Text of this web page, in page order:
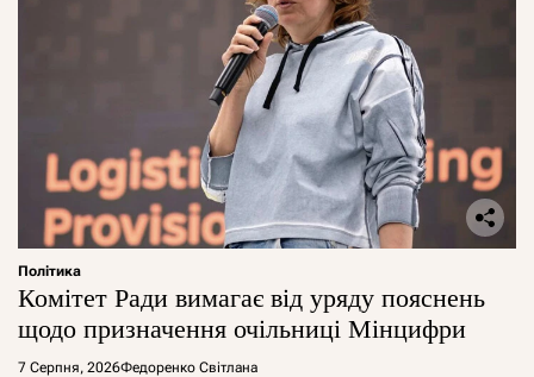
Політика
Комітет Ради вимагає від уряду пояснень
щодо призначення очільниці Мінцифри
7 Серпня, 2026Федоренко Світлана